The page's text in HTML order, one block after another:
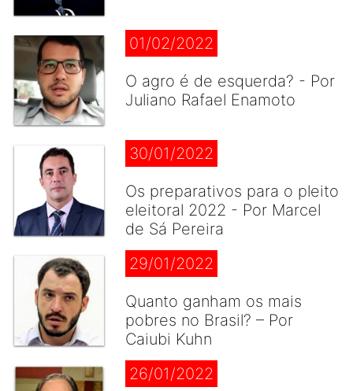
01/02/2022
O agro é de esquerda? - Por
Juliano Rafael Enamoto
30/01/2022
Os preparativos para o pleito
eleitoral 2022 - Por Marcel
de Sá Pereira
29/01/2022
Quanto ganham os mais
pobres no Brasil? – Por
Caiubi Kuhn
26/01/2022